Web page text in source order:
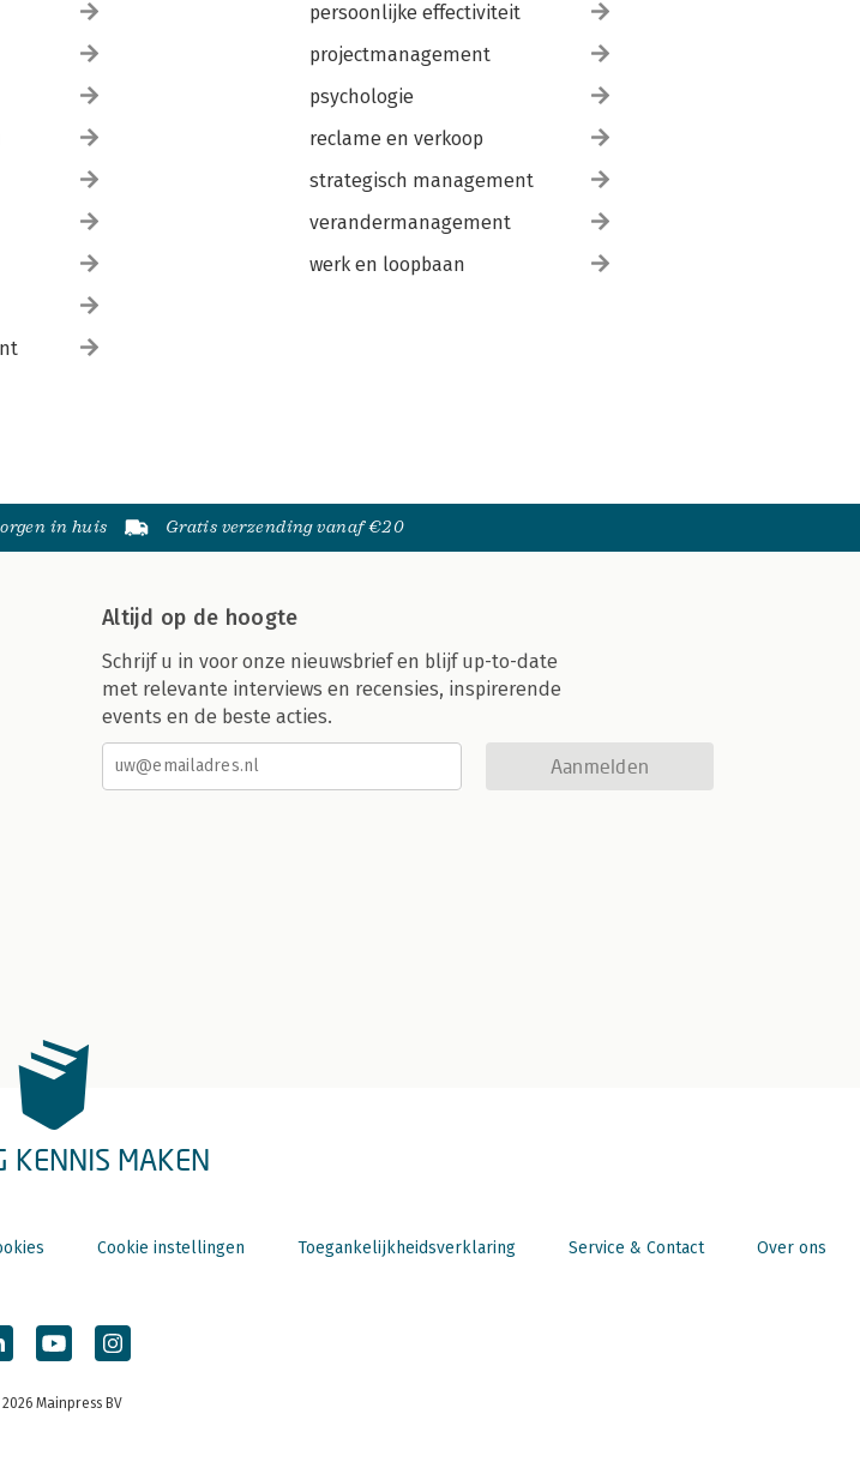
persoonlijke effectiviteit
projectmanagement
psychologie
reclame en verkoop
strategisch management
verandermanagement
werk en loopbaan
in huis Gratis verzending vanaf €20
Altijd op de hoogte
Schrijf u in voor onze nieuwsbrief en blijf up-to-date
met relevante interviews en recensies, inspirerende
events en de beste acties.
Aanmelden
KENNIS MAKEN
Cookie instellingen Toegankelijkheidsverklaring Service & Contact Over ons
Mainpress BV